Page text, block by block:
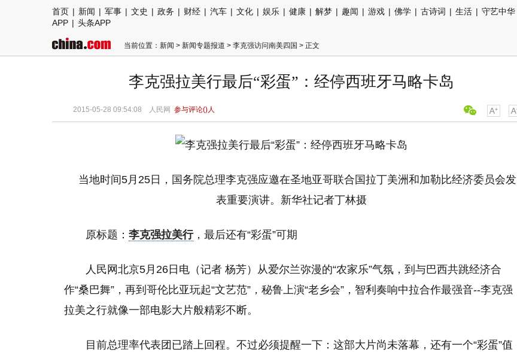
首页 | 新闻 | 军事 | 文史 | 政务 | 财经 | 汽车 | 文化 | 娱乐 | 健康 | 解梦 | 趣闻 | 游戏 | 佛学 | 古诗词 | 生活 | 守艺中华
APP | 头条APP
当前位置： 新闻 > 新闻专题报道 > 李克强访问南美四国 > 正文
李克强拉美行最后“彩蛋”：经停西班牙马略卡岛
2015-05-28 09:54:08 人民网 参与评论()人
当地时间5月25日，国务院总理李克强应邀在圣地亚哥联合国拉丁美洲和加勒比经济委员会发
表重要演讲。新华社记者丁林摄
原标题： 李克强拉美行，最后还有“彩蛋”可期
人民网北京5月26日电（记者 杨芳）从爱尔兰弥漫的“农家乐”气氛，到与巴西共跳经济合
作“桑巴舞”，再到哥伦比亚玩起“文艺范”，秘鲁上演“老乡会”，智利奏响中拉合作最强音--李克强
拉美之行就像一部电影大片般精彩不断。
目前总理率代表团已踏上回程。不过必须提醒一下：这部大片尚未落幕，还有一个“彩蛋”值